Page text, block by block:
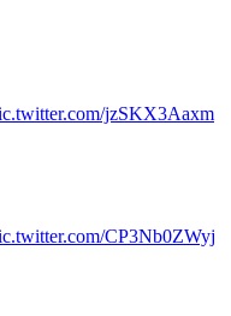
jzSKX3Aaxm
CP3Nb0ZWyj